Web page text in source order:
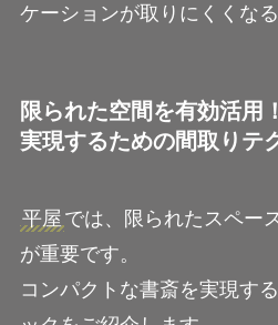
ケーションが取りにくくな
限られた空間を有効活用
実現するための間取りテ
平屋 では、限られたスペー
が重要です。
コンパクトな書斎を実現す